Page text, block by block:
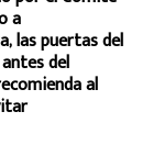
a
las puertas del
del
al